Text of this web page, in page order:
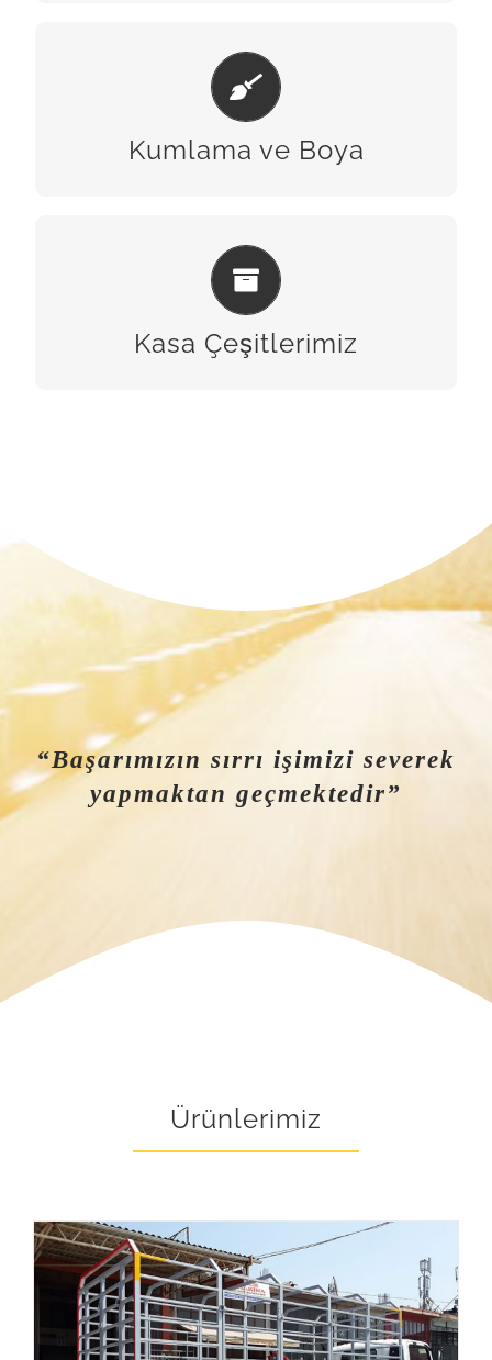
Kumlama ve Boya
KUMLAMA & BOYA
Kasa Çeşitlerimiz
KASA ÇEŞITLERIMIZ
“Başarımızın sırrı işimizi severek
yapmaktan geçmektedir”
Ürünlerimiz